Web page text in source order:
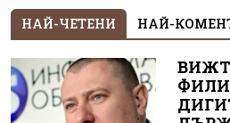
НАЙ-ЧЕТЕНИ НАЙ-